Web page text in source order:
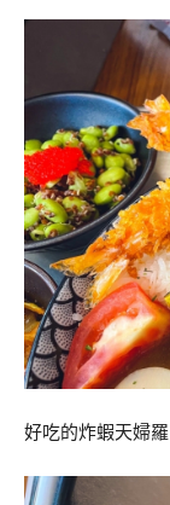
好吃的炸蝦天婦